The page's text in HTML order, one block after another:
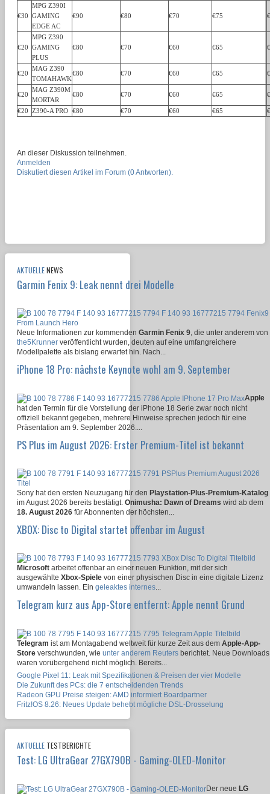
€30
MPG Z390I
GAMING
EDGE AC
€90 €80 €70 €75
€20
MPG Z390
GAMING
PLUS
€80 €70 €60 €65
€20
MAG Z390
TOMAHAWK
€80 €70 €60 €65
€20
MAG Z390M
MORTAR
€80 €70 €60 €65
€20 Z390-A PRO €80 €70 €60 €65
An dieser Diskussion teilnehmen.
Anmelden
Diskutiert diesen Artikel im Forum (0 Antworten).
AKTUELLENEWS
Garmin Fenix 9: Leak nennt drei Modelle
Neue Informationen zur kommenden Garmin Fenix 9 , die unter anderem von
the5Krunner veröffentlicht wurden, deuten auf eine umfangreichere
Modellpalette als bislang erwartet hin. Nach...
iPhone 18 Pro: nächste Keynote wohl am 9. September
Apple
hat den Termin für die Vorstellung der iPhone 18 Serie zwar noch nicht
offiziell bekannt gegeben, mehrere Hinweise sprechen jedoch für eine
Präsentation am 9. September 2026....
PS Plus im August 2026: Erster Premium-Titel ist bekannt
Sony hat den ersten Neuzugang für den Playstation-Plus-Premium-Katalog
im August 2026 bereits bestätigt. Onimusha: Dawn of Dreams wird ab dem
18. August 2026 für Abonnenten der höchsten...
XBOX: Disc to Digital startet offenbar im August
Microsoft arbeitet offenbar an einer neuen Funktion, mit der sich
ausgewählte Xbox-Spiele von einer physischen Disc in eine digitale Lizenz
umwandeln lassen. Ein geleaktes internes...
Telegram kurz aus App-Store entfernt: Apple nennt Grund
Telegram ist am Montagabend weltweit für kurze Zeit aus dem Apple-App-
Store verschwunden, wie unter anderem Reuters berichtet. Neue Downloads
waren vorübergehend nicht möglich. Bereits...
Google Pixel 11: Leak mit Spezifikationen & Preisen der vier Modelle
Die Zukunft des PCs: die 7 entscheidenden Trends
Radeon GPU Preise steigen: AMD informiert Boardpartner
Fritz!OS 8.26: Neues Update behebt mögliche DSL-Drosselung
AKTUELLE TESTBERICHTE
Test: LG UltraGear 27GX790B - Gaming-OLED-Monitor
Der neue LG